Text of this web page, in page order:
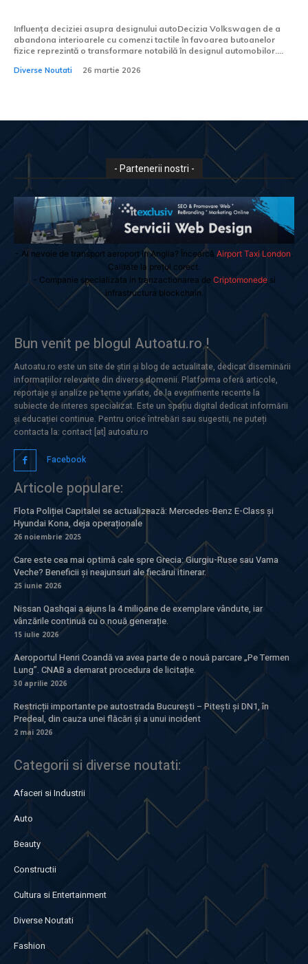
Influența deciziei asupra designului autoDecizia Volkswagen de a
abandona interioarele cu comenzi tactile în favoarea butoanelor
fizice reprezintă o transformare notabilă în designul automobilor....
Diverse Noutati 26 martie 2026
- Partenerii nostri -
- Ai nevoie de transport aeroport in Anglia? Încearcă Airport Taxi London
Calitate la prețul corect.
- Companie specializata in tranzactionarea de Criptomonedesi
infrastructura blockchain.
Bun venit pe blogul Autoatu.ro !
Autoatu.ro este un site de știri și blog de actualitate, dedicat diseminării
informațiilor relevante din diverse domenii. Platforma oferă articole,
reportaje și analize pe teme variate, de la evenimente recente la
subiecte de interes specializat. Este un spațiu digital dedicat informării
și educației continue. Pentru orice întrebări sau sugestii, ne puteți
contacta la: contact [at] autoatu.ro
Facebook
Articole populare:
Flota Poliției Capitalei se actualizează: Mercedes-Benz E-Class și
Hyundai Kona, deja operaționale
26 noiembrie 2025
Care este cea mai optimă cale spre Grecia: Giurgiu-Ruse sau Vama
Veche? Beneficii și neajunsuri ale fiecărui itinerar.
25 iunie 2026
Nissan Qashqai a ajuns la 4 milioane de exemplare vândute, iar
vânzările continuă cu o nouă generație.
15 iulie 2026
Aeroportul Henri Coandă va avea parte de o nouă parcare „Pe Termen
Lung”. CNAB a demarat procedura de licitație.
30 aprilie 2026
Restricții importante pe autostrada București – Pitești și DN1, în
Predeal, din cauza unei flăcări și a unui incident
2 mai 2026
Categorii si diverse noutati:
Afaceri si Industrii
Auto
Beauty
Constructii
Cultura si Entertainment
Diverse Noutati
Fashion